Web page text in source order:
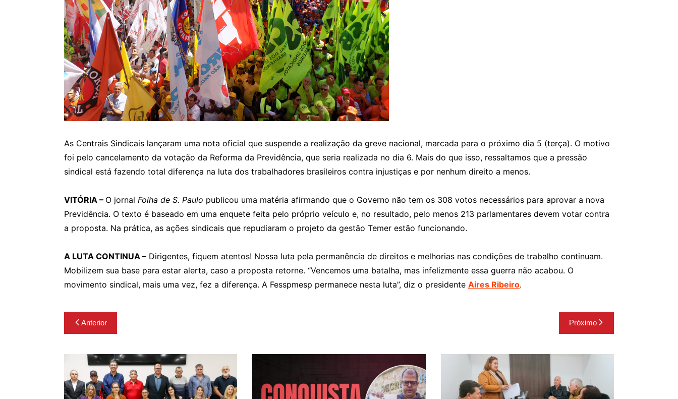
As Centrais Sindicais lançaram uma nota oficial que suspende a realização da greve nacional, marcada para o próximo dia 5 (terça). O motivo
foi pelo cancelamento da votação da Reforma da Previdência, que seria realizada no dia 6. Mais do que isso, ressaltamos que a pressão
sindical está fazendo total diferença na luta dos trabalhadores brasileiros contra injustiças e por nenhum direito a menos.
VITÓRIA – O jornal Folha de S. Paulo publicou uma matéria afirmando que o Governo não tem os 308 votos necessários para aprovar a nova
Previdência. O texto é baseado em uma enquete feita pelo próprio veículo e, no resultado, pelo menos 213 parlamentares devem votar contra
a proposta. Na prática, as ações sindicais que repudiaram o projeto da gestão Temer estão funcionando.
A LUTA CONTINUA – Dirigentes, fiquem atentos! Nossa luta pela permanência de direitos e melhorias nas condições de trabalho continuam.
Mobilizem sua base para estar alerta, caso a proposta retorne. “Vencemos uma batalha, mas infelizmente essa guerra não acabou. O
movimento sindical, mais uma vez, fez a diferença. A Fesspmesp permanece nesta luta”, diz o presidente Aires Ribeiro.
Navegação
de
Post
Anterior Próximo